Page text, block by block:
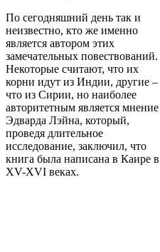
По сегодняшний день так и
неизвестно, кто же именно
является автором этих
замечательных повествований.
Некоторые считают, что их
корни идут из Индии, другие –
что из Сирии, но наиболее
авторитетным является мнение
Эдварда Лэйна, который,
проведя длительное
исследование, заключил, что
книга была написана в Каире в
XV-XVI веках.